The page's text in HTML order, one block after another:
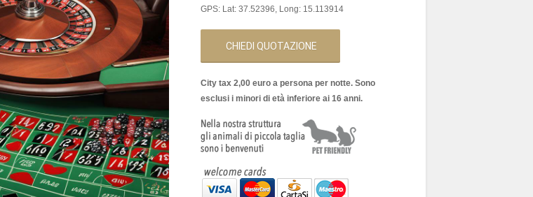
GPS: Lat: 37.52396, Long: 15.113914
CHIEDI QUOTAZIONE
City tax 2,00 euro a persona per notte. Sono
esclusi i minori di età inferiore ai 16 anni.